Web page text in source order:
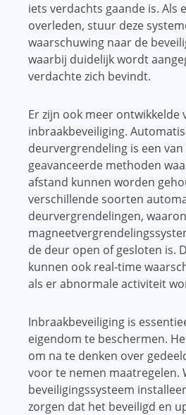
iets verdachts gaande is. Als
overleden, stuur deze
waarschuwing naar de
waarbij duidelijk wordt
verdachte zich bevindt.
Er zijn ook meer ontwikkelde
inbraakbeveiliging.
deurvergrendeling is een
geavanceerde methoden
afstand kunnen worden
verschillende soorten
deurvergrendelingen,
de deur open of gesloten is.
kunnen ook real-time
als er abnormale activiteit
Inbraakbeveiliging is
eigendom te beschermen.
om na te denken over
voor te nemen maatregelen.
beveiligingssysteem
zorgen dat het beveiligd en